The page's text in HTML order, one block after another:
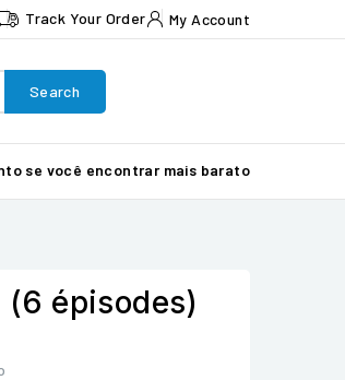
Track Your Order My Account
Search
se você encontrar mais barato
épisodes)